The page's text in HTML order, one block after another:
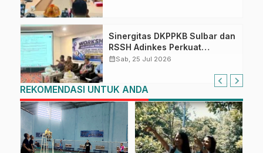
Sinergitas DKPPKB Sulbar dan
RSSH Adinkes Perkuat
Integrasi Program AIDS,
calendar_monthSab, 25 Jul 2026
REKOMENDASI UNTUK ANDA